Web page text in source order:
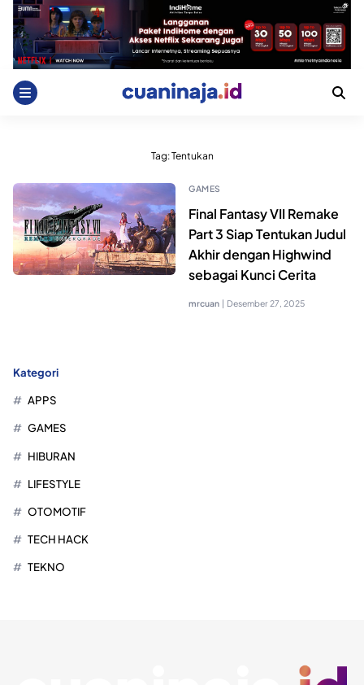
Skip
content
Tag:Tentukan
GAMES
Final Fantasy VII Remake
Part 3 Siap Tentukan Judul
Akhir dengan Highwind
sebagai Kunci Cerita
mrcuan | Desember 27, 2025
Kategori
APPS
GAMES
HIBURAN
LIFESTYLE
OTOMOTIF
TECH HACK
TEKNO